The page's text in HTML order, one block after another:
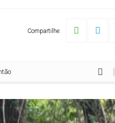
Compartilhe: